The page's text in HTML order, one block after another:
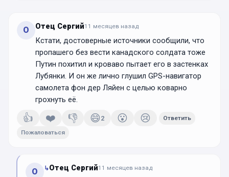
О Отец Сергий11 месяцев назад
Кстати, достоверные источники сообщили, что
пропашего без вести канадского солдата тоже
Путин похитил и кроваво пытает его в застенках
Лубянки. И он же лично глушил GPS-навигатор
самолета фон дер Ляйен с целью коварно
грохнуть её.
👍 ❤️ 👎 😄 2 😮 😢 Ответить
Пожаловаться
О ↳Отец Сергий11 месяцев назад